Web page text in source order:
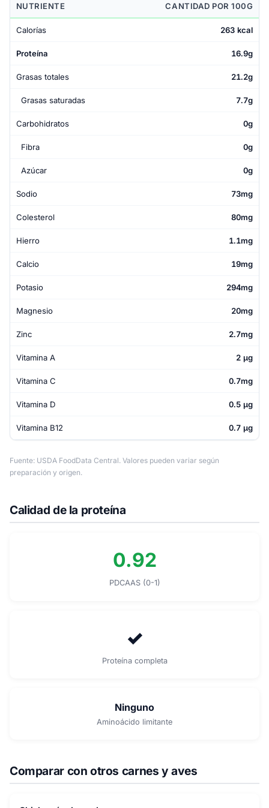
NUTRIENTE CANTIDAD POR 100G
Calorías 263 kcal
Proteína 16.9g
Grasas totales 21.2g
Grasas saturadas 7.7g
Carbohidratos 0g
Fibra 0g
Azúcar 0g
Sodio 73mg
Colesterol 80mg
Hierro 1.1mg
Calcio 19mg
Potasio 294mg
Magnesio 20mg
Zinc 2.7mg
Vitamina A 2 µg
Vitamina C 0.7mg
Vitamina D 0.5 µg
Vitamina B12 0.7 µg
Fuente: USDA FoodData Central. Valores pueden variar según
preparación y origen.
Calidad de la proteína
0.92
PDCAAS (0-1)
✓
Proteína completa
Ninguno
Aminoácido limitante
Comparar con otros carnes y aves